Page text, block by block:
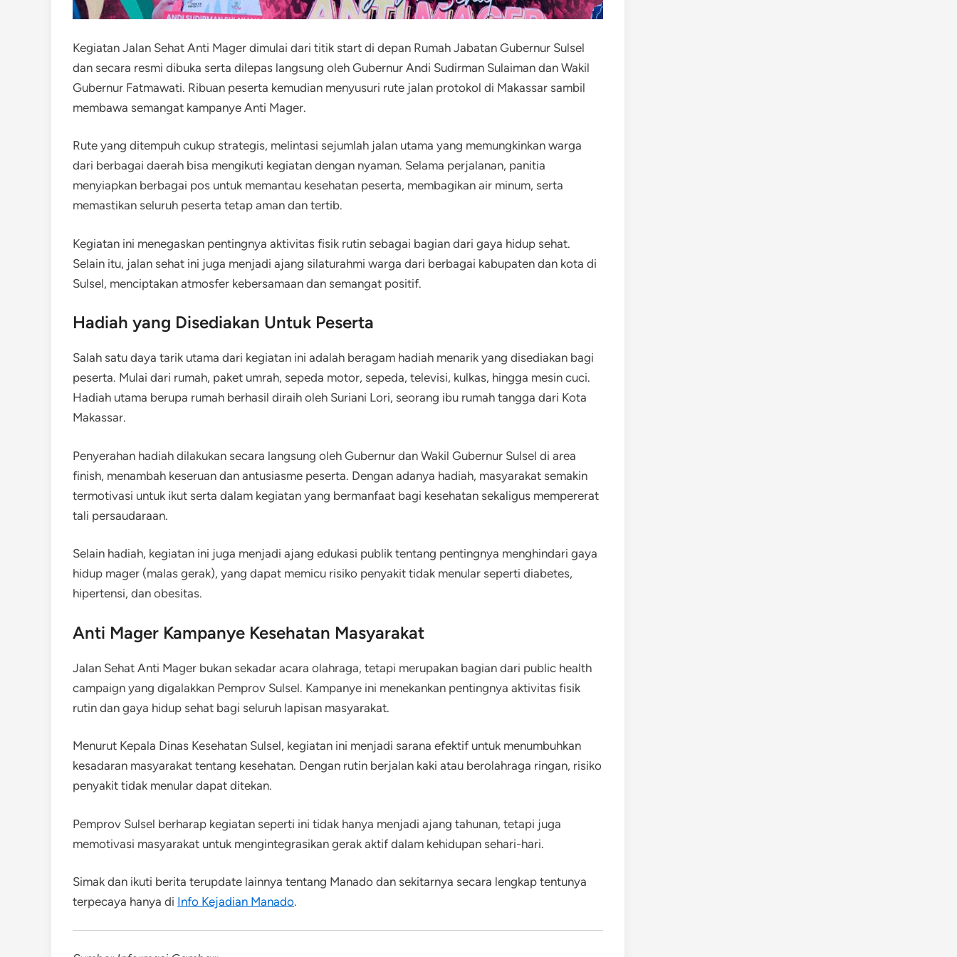
Kegiatan Jalan Sehat Anti Mager dimulai dari titik start di depan Rumah Jabatan Gubernur Sulsel
dan secara resmi dibuka serta dilepas langsung oleh Gubernur Andi Sudirman Sulaiman dan Wakil
Gubernur Fatmawati. Ribuan peserta kemudian menyusuri rute jalan protokol di Makassar sambil
membawa semangat kampanye Anti Mager.
Rute yang ditempuh cukup strategis, melintasi sejumlah jalan utama yang memungkinkan warga
dari berbagai daerah bisa mengikuti kegiatan dengan nyaman. Selama perjalanan, panitia
menyiapkan berbagai pos untuk memantau kesehatan peserta, membagikan air minum, serta
memastikan seluruh peserta tetap aman dan tertib.
Kegiatan ini menegaskan pentingnya aktivitas fisik rutin sebagai bagian dari gaya hidup sehat.
Selain itu, jalan sehat ini juga menjadi ajang silaturahmi warga dari berbagai kabupaten dan kota di
Sulsel, menciptakan atmosfer kebersamaan dan semangat positif.
Hadiah yang Disediakan Untuk Peserta
Salah satu daya tarik utama dari kegiatan ini adalah beragam hadiah menarik yang disediakan bagi
peserta. Mulai dari rumah, paket umrah, sepeda motor, sepeda, televisi, kulkas, hingga mesin cuci.
Hadiah utama berupa rumah berhasil diraih oleh Suriani Lori, seorang ibu rumah tangga dari Kota
Makassar.
Penyerahan hadiah dilakukan secara langsung oleh Gubernur dan Wakil Gubernur Sulsel di area
finish, menambah keseruan dan antusiasme peserta. Dengan adanya hadiah, masyarakat semakin
termotivasi untuk ikut serta dalam kegiatan yang bermanfaat bagi kesehatan sekaligus mempererat
tali persaudaraan.
Selain hadiah, kegiatan ini juga menjadi ajang edukasi publik tentang pentingnya menghindari gaya
hidup mager (malas gerak), yang dapat memicu risiko penyakit tidak menular seperti diabetes,
hipertensi, dan obesitas.
Anti Mager Kampanye Kesehatan Masyarakat
Jalan Sehat Anti Mager bukan sekadar acara olahraga, tetapi merupakan bagian dari public health
campaign yang digalakkan Pemprov Sulsel. Kampanye ini menekankan pentingnya aktivitas fisik
rutin dan gaya hidup sehat bagi seluruh lapisan masyarakat.
Menurut Kepala Dinas Kesehatan Sulsel, kegiatan ini menjadi sarana efektif untuk menumbuhkan
kesadaran masyarakat tentang kesehatan. Dengan rutin berjalan kaki atau berolahraga ringan, risiko
penyakit tidak menular dapat ditekan.
Pemprov Sulsel berharap kegiatan seperti ini tidak hanya menjadi ajang tahunan, tetapi juga
memotivasi masyarakat untuk mengintegrasikan gerak aktif dalam kehidupan sehari-hari.
Simak dan ikuti berita terupdate lainnya tentang Manado dan sekitarnya secara lengkap tentunya
terpecaya hanya di Info Kejadian Manado.